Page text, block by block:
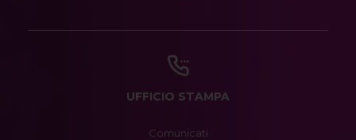
UFFICIO STAMPA
Comunicati